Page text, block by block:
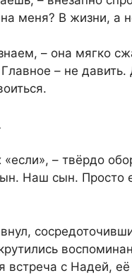
меня? В жизни, а
– она мягко
– не давить.
«если», – твёрдо
Наш сын. Просто
встреча с Надей,